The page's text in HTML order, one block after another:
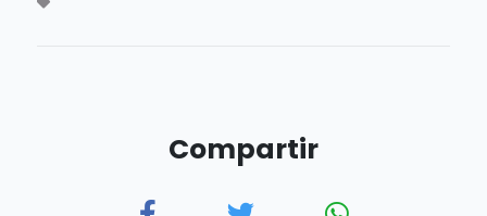
Compartir